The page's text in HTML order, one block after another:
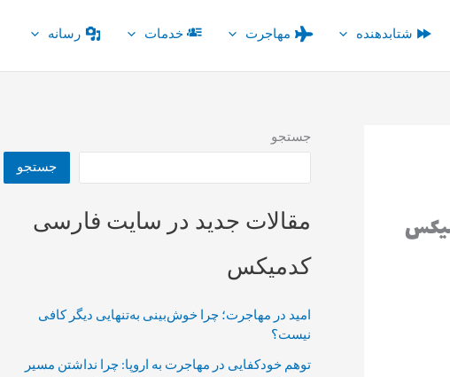
شتابدهنده مهاجرت خدمات رسانه
جستجو
جستجو
مقالات جدید در سایت فارسی
کدمیکس
امید در مهاجرت؛ چرا خوش‌بینی به‌تنهایی دیگر کافی
نیست؟
توهم خودکفایی در مهاجرت به اروپا: چرا نداشتن مسیر